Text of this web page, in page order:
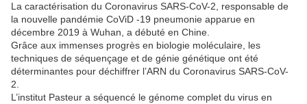
La caractérisation du Coronavirus SARS-CoV-2, responsable de
la nouvelle pandémie CoViD -19 pneumonie apparue en
décembre 2019 à Wuhan, a débuté en Chine.
Grâce aux immenses progrès en biologie moléculaire, les
techniques de séquençage et de génie génétique ont été
déterminantes pour déchiffrer l’ARN du Coronavirus SARS-CoV-
2.
L’institut Pasteur a séquencé le génome complet du virus en